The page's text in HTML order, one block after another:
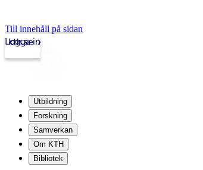
Till innehåll på sidan
kth.se
Logga in
Utbildning
Forskning
Samverkan
Om KTH
Bibliotek